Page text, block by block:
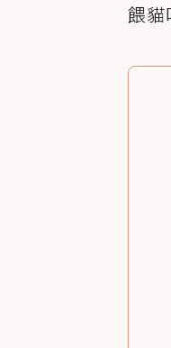
餵貓